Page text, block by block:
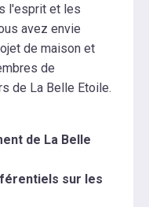
l'esprit et les
avez envie
de maison et
de
de La Belle Etoile.
de La Belle
sur les